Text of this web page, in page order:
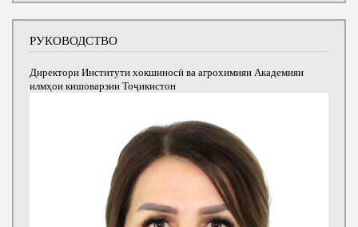
РУКОВОДСТВО
Директори Институти хокшиносӣ ва агрохимияи Академияи
илмҳои кишоварзии Тоҷикистон